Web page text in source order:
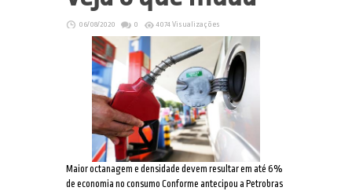
06/08/2020 0 4074 Visualizações
Maior octanagem e densidade devem resultar em até 6%
de economia no consumo Conforme antecipou a Petrobras